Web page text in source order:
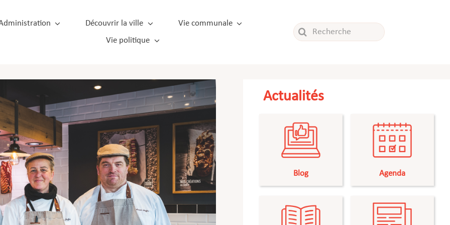
Découvrir la ville
Vie communale
Vie politique
Rechercher:
Actualités
Blog Agenda